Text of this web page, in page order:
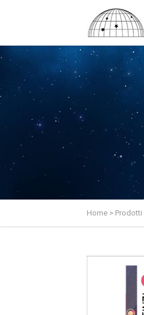
Home > Prodotti